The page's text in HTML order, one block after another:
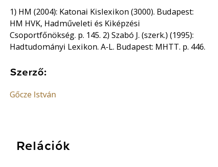
1) HM (2004): Katonai Kislexikon (3000). Budapest:
HM HVK, Hadműveleti és Kiképzési
Csoportfőnökség. p. 145. 2) Szabó J. (szerk.) (1995):
Hadtudományi Lexikon. A-L. Budapest: MHTT. p. 446.
Szerző:
Gőcze István
Relációk